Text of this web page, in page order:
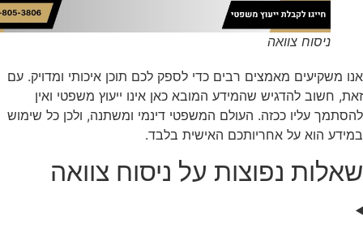
ניסוח צוואה
אנו משקיעים מאמצים רבים כדי לספק לכם תוכן איכותי ומדויק. עם
זאת, חשוב להדגיש שהמידע המובא כאן אינו ייעוץ משפטי ואין
להסתמך עליו ככזה. העולם המשפטי דינמי ומשתנה, ולכן כל שימוש
במידע הוא על אחריותכם האישית בלבד.
שאלות נפוצות על ניסוח צוואה